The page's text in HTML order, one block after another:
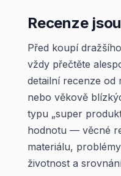
Recenze
Před koupí
vždy přečtěte
detailní recenze od
nebo věkově
typu „super
hodnotu — věcné
materiálu,
životnost a